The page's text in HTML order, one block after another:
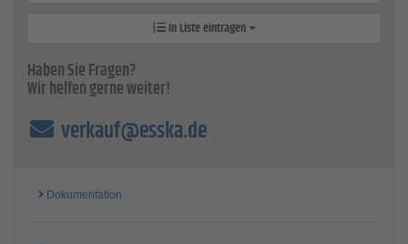
In Liste eintragen
Haben Sie Fragen?
Wir helfen gerne weiter!
verkauf@esska.de
Dokumentation